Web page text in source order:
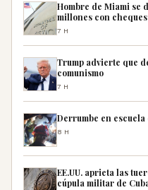
Hombre de Miami se
millones con
7H
Trump advierte que
comunismo
7H
Derrumbe en
8H
EE.UU. aprieta las
cúpula militar de